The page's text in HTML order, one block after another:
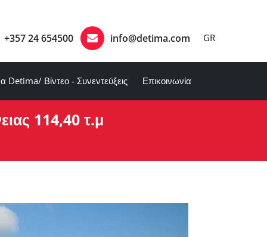
+357 24 654500 info@detima.com GR
Detima/ Βίντεο - Συνεντεύξεις Επικοινωνία
114,40 τ.μ